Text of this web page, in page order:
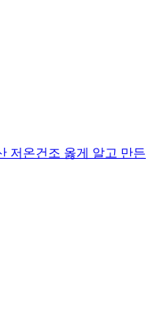
저온건조 옳게 알고 만든